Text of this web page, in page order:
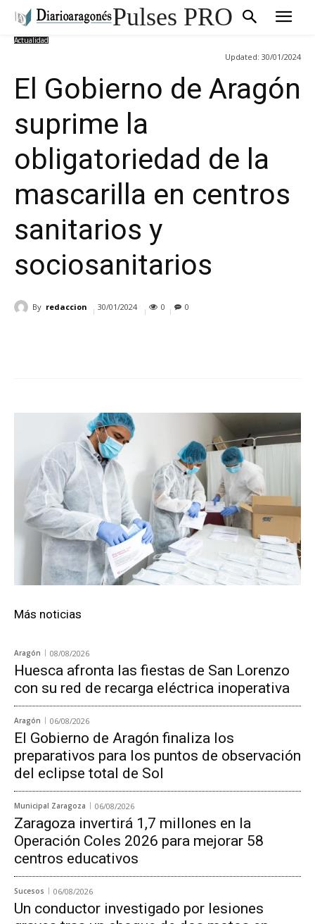
Pulses PRO
Actualidad
Updated: 30/01/2024
El Gobierno de Aragón
suprime la
obligatoriedad de la
mascarilla en centros
sanitarios y
sociosanitarios
By redaccion 30/01/2024 0 0
Más noticias
Aragón 08/08/2026
Huesca afronta las fiestas de San Lorenzo
con su red de recarga eléctrica inoperativa
Aragón 06/08/2026
El Gobierno de Aragón finaliza los
preparativos para los puntos de observación
del eclipse total de Sol
Municipal Zaragoza 06/08/2026
Zaragoza invertirá 1,7 millones en la
Operación Coles 2026 para mejorar 58
centros educativos
Sucesos 06/08/2026
Un conductor investigado por lesiones